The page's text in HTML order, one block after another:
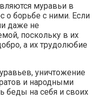
муравьи в
о борьбе с ними. Если
даже не
поскольку в их
а их трудолюбие
уничтожение
и народными
беды на себя и своих